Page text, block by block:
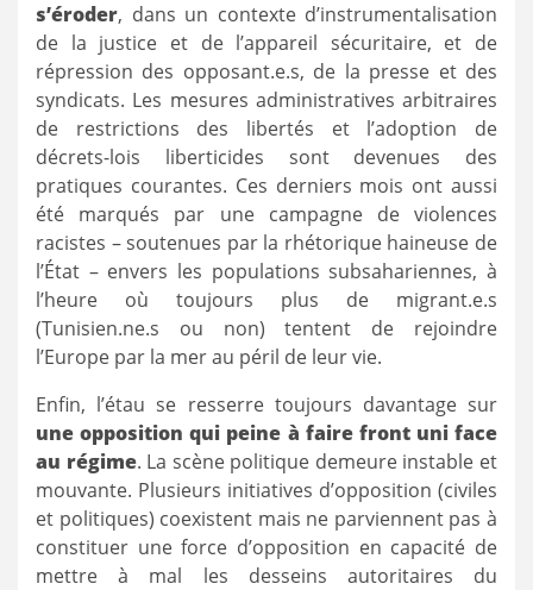
s’éroder, dans un contexte d’instrumentalisation
de la justice et de l’appareil sécuritaire, et de
répression des opposant.e.s, de la presse et des
syndicats. Les mesures administratives arbitraires
de restrictions des libertés et l’adoption de
décrets-lois liberticides sont devenues des
pratiques courantes. Ces derniers mois ont aussi
été marqués par une campagne de violences
racistes – soutenues par la rhétorique haineuse de
l’État – envers les populations subsahariennes, à
l’heure où toujours plus de migrant.e.s
(Tunisien.ne.s ou non) tentent de rejoindre
l’Europe par la mer au péril de leur vie.
Enfin, l’étau se resserre toujours davantage sur
une opposition qui peine à faire front uni face
au régime. La scène politique demeure instable et
mouvante. Plusieurs initiatives d’opposition (civiles
et politiques) coexistent mais ne parviennent pas à
constituer une force d’opposition en capacité de
mettre à mal les desseins autoritaires du